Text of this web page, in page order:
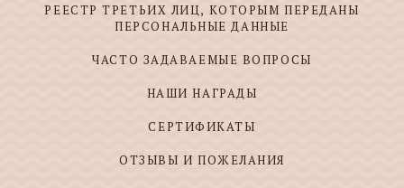
РЕЕСТР ТРЕТЬИХ ЛИЦ, КОТОРЫМ ПЕРЕДАНЫ
ПЕРСОНАЛЬНЫЕ ДАННЫЕ
ЧАСТО ЗАДАВАЕМЫЕ ВОПРОСЫ
НАШИ НАГРАДЫ
СЕРТИФИКАТЫ
ОТЗЫВЫ И ПОЖЕЛАНИЯ